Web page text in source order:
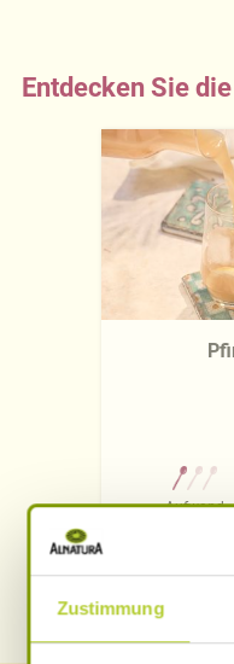
Zustimmung
Entdecken Sie
Aufwand
WEITERE